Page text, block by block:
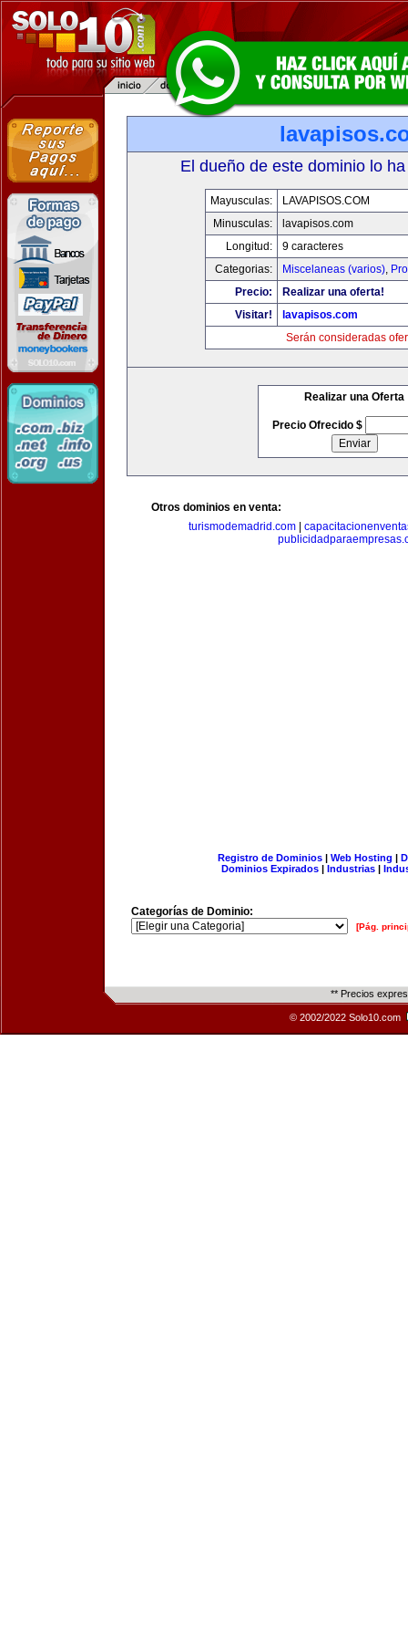
El dueño de este dominio lo
Mayusculas:
LAVAPISOS.COM
Minusculas:
lavapisos.com
Longitud:
9 caracteres
Categorias:
Miscelaneas (varios),
Precio:
Realizar una oferta!
Visitar!
lavapisos.com
Serán consideradas
Realizar una Oferta
Precio Ofrecido $
Otros dominios en venta:
turismodemadrid.com|
Registro de Dominios| Web Hosting |
Dominios Expirados | Industrias |
Categorías de Dominio:
[Pág.
** Precios
© 2002/2022 Solo10.com